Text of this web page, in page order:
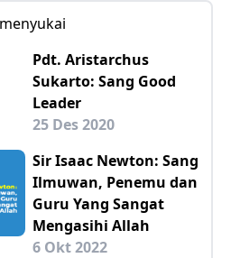
Pdt. Aristarchus
Sukarto: Sang Good
Leader
25 Des 2020
Sir Isaac Newton: Sang
Ilmuwan, Penemu dan
Guru Yang Sangat
Mengasihi Allah
6 Okt 2022